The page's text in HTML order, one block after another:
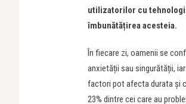
utilizatorilor cu
îmbunătățirea acesteia.
În fiecare zi, oamenii se
anxietății sau singurătății,
factori pot afecta durata și
23% dintre cei care au